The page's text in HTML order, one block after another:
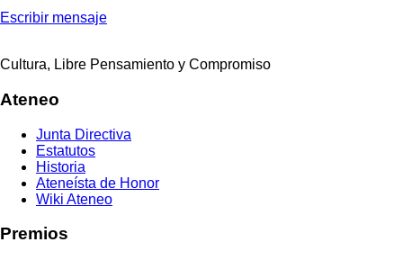
Escribir mensaje
Cultura, Libre Pensamiento y Compromiso
Ateneo
Junta Directiva
Estatutos
Historia
Ateneísta de Honor
Wiki Ateneo
Premios